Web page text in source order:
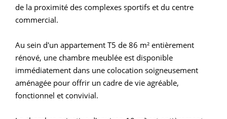
de la proximité des complexes sportifs et du centre
commercial.
Au sein d'un appartement T5 de 86 m² entièrement
rénové, une chambre meublée est disponible
immédiatement dans une colocation soigneusement
aménagée pour offrir un cadre de vie agréable,
fonctionnel et convivial.